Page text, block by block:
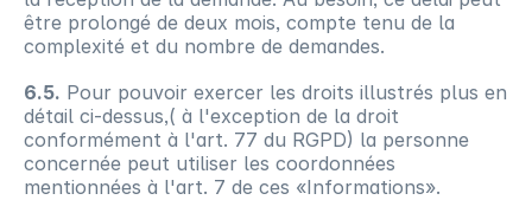
être prolongé de deux mois, compte tenu de la
complexité et du nombre de demandes.
6.5. Pour pouvoir exercer les droits illustrés plus en
détail ci-dessus,( à l'exception de la droit
conformément à l'art. 77 du RGPD) la personne
concernée peut utiliser les coordonnées
mentionnées à l'art. 7 de ces «Informations».